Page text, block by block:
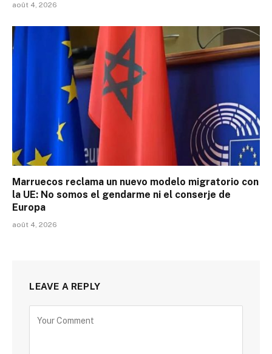
août 4, 2026
Marruecos reclama un nuevo modelo migratorio con
la UE: No somos el gendarme ni el conserje de
Europa
août 4, 2026
LEAVE A REPLY